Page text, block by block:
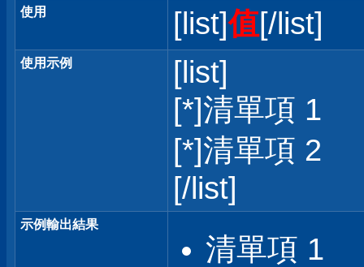
使用 [list]值[/list]
使用示例
[list]
[*]清單項 1
[*]清單項 2
[/list]
示例輸出結果
清單項 1